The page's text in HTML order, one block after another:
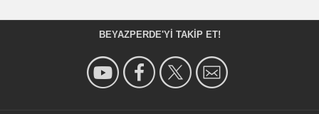
BEYAZPERDE'YI TAKIP ET!